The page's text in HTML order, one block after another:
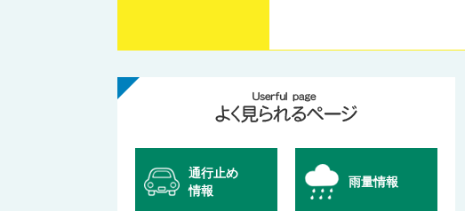
通行止め
情報
雨量情報